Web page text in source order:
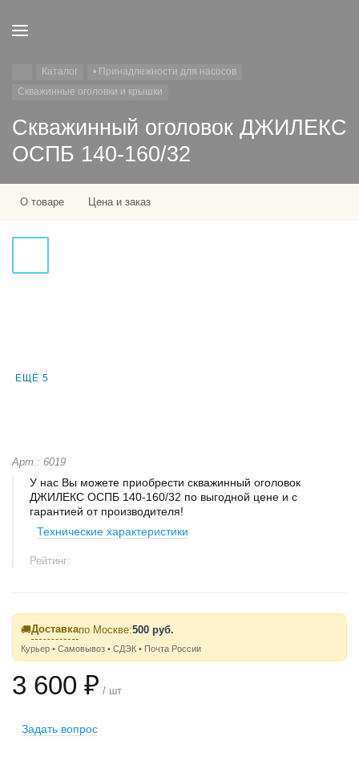
Каталог
• Принадлежности для насосов
Скважинные оголовки и крышки
Скважинный оголовок ДЖИЛЕКС
ОСПБ 140-160/32
О товаре Цена и заказ
ЕЩЁ 5
Арт.: 6019
У нас Вы можете приобрести скважинный оголовок
ДЖИЛЕКС ОСПБ 140-160/32 по выгодной цене и с
гарантией от производителя!
Технические характеристики
Рейтинг:
🚚Доставкапо Москве:500 руб.
Курьер • Самовывоз • СДЭК • Почта России
3 600 ₽ / шт
Задать вопрос